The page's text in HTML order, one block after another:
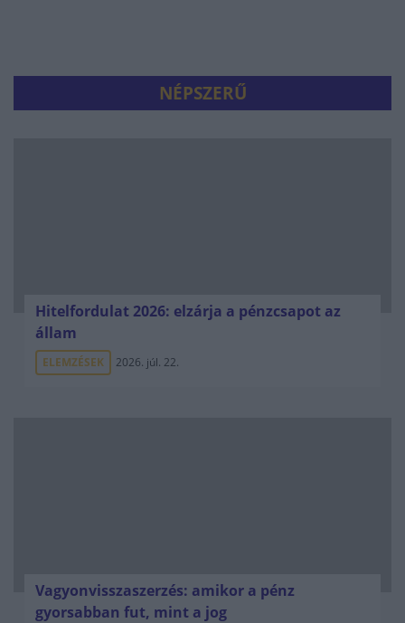
NÉPSZERŰ
Hitelfordulat 2026: elzárja a pénzcsapot az
állam
ELEMZÉSEK 2026. júl. 22.
Vagyonvisszaszerzés: amikor a pénz
gyorsabban fut, mint a jog